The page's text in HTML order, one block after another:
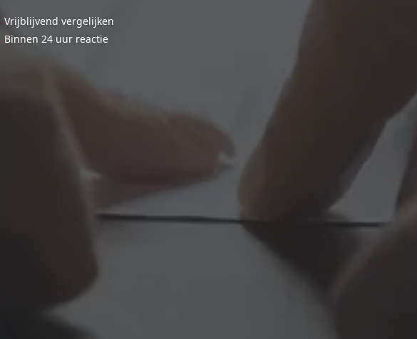
Vrijblijvend vergelijken
Binnen 24 uur reactie